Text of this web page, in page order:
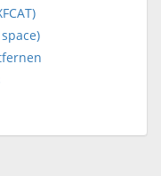
space)